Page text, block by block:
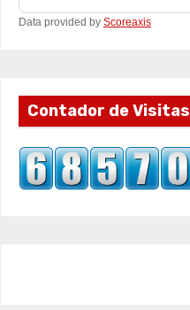
Data provided by Scoreaxis
Contador de Visitas